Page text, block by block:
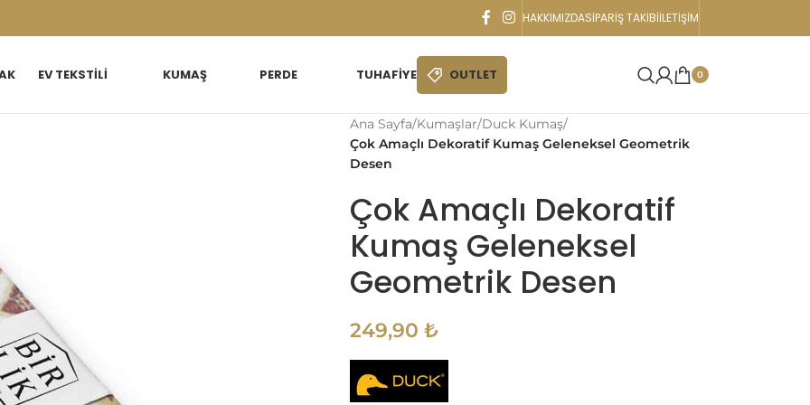
HAKKIMIZDASIPARIŞ TAKIBIİLETIŞIM
EV TEKSTILI KUMAŞ PERDE TUHAFIYE OUTLET 0
Ana Sayfa/Kumaşlar/Duck Kumaş/
Çok Amaçlı Dekoratif Kumaş Geleneksel Geometrik
Desen
Çok Amaçlı Dekoratif
Kumaş Geleneksel
Geometrik Desen
249,90 ₺